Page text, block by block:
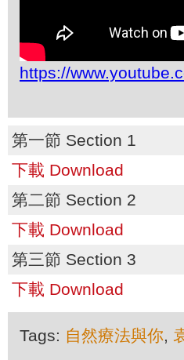
https://
第一節 Section 1
下載 Download
第二節 Section 2
下載 Download
第三節 Section 3
下載 Download
Tags: 自然療法與你,